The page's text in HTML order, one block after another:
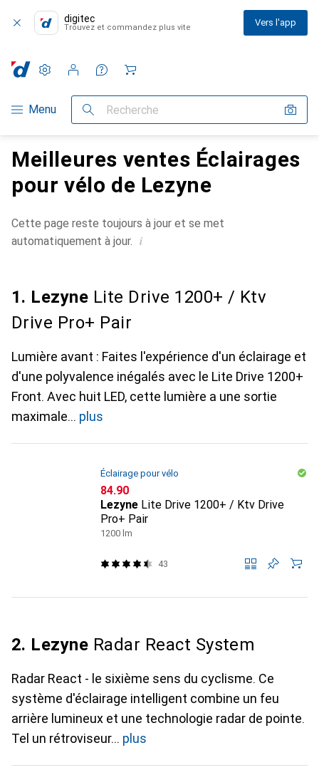
digitec
Trouvez et commandez plus vite Vers l'app
Navigation par catégorie
Menu Recherche
Paramètres
Compte client
Listes de comparaison
Listes d'envies
Panier
Meilleures ventes Éclairages
pour vélo de Lezyne
Cette page reste toujours à jour et se met
automatiquement à jour. i
1. Lezyne Lite Drive 1200+ / Ktv
Drive Pro+ Pair
Lumière avant : Faites l'expérience d'un éclairage et
d'une polyvalence inégalés avec le Lite Drive 1200+
Front. Avec huit LED, cette lumière a une sortie
maximale
plus
Éclairage pour vélo
CHF
84.90
Lezyne Lite Drive 1200+ / Ktv Drive
Pro+ Pair
1200 lm
43
2. Lezyne Radar React System
Radar React - le sixième sens du cyclisme. Ce
système d'éclairage intelligent combine un feu
arrière lumineux et une technologie radar de pointe.
Tel un rétroviseur
plus